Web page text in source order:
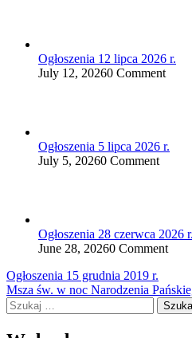
Ogłoszenia 12 lipca 2026 r.
July 12, 20260 Comment
Ogłoszenia 5 lipca 2026 r.
July 5, 20260 Comment
Ogłoszenia 28 czerwca 2026 r.
June 28, 20260 Comment
Nawigacja
wpisu
Ogłoszenia 15 grudnia 2019 r.
Msza św. w noc Narodzenia
Szukaj: